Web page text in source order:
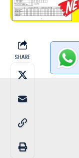
SHARE